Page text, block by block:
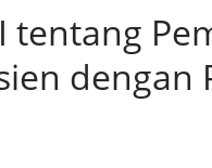
tentang
dengan